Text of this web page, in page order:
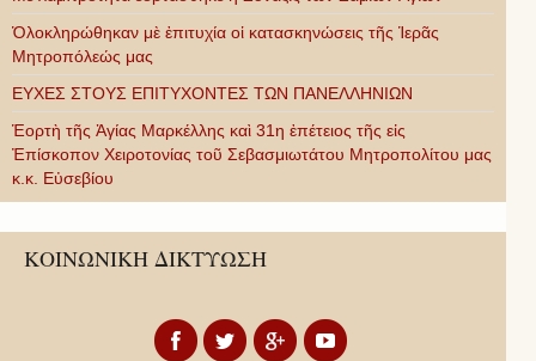
Ὁλοκληρώθηκαν μὲ ἐπιτυχία οἱ κατασκηνώσεις τῆς Ἱερᾶς
Μητροπόλεώς μας
ΕΥΧΕΣ ΣΤΟΥΣ ΕΠΙΤΥΧΟΝΤΕΣ ΤΩΝ ΠΑΝΕΛΛΗΝΙΩΝ
Ἑορτὴ τῆς Ἁγίας Μαρκέλλης καὶ 31η ἐπέτειος τῆς εἰς
Ἐπίσκοπον Χειροτονίας τοῦ Σεβασμιωτάτου Μητροπολίτου μας
κ.κ. Εὐσεβίου
ΚΟΙΝΩΝΙΚΗ ΔΙΚΤΥΩΣΗ